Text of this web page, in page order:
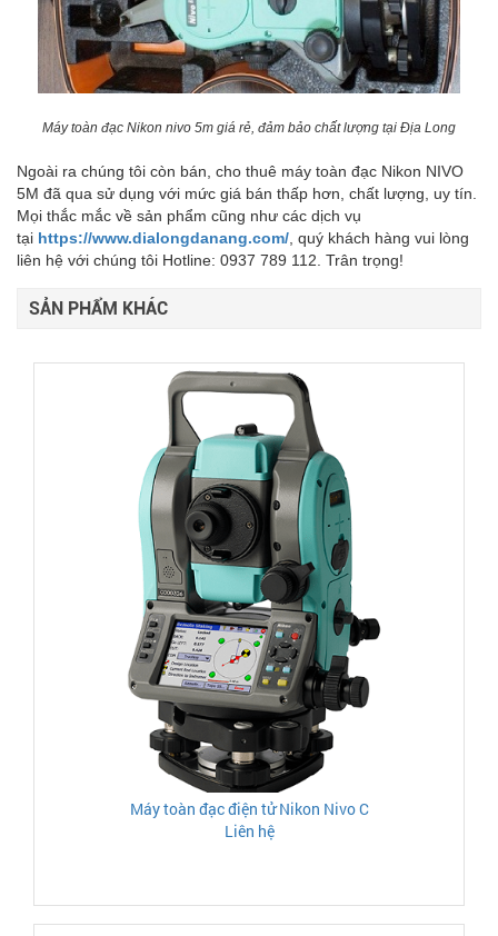
Máy toàn đạc Nikon nivo 5m giá rẻ, đảm bảo chất lượng tại Địa Long
Ngoài ra chúng tôi còn bán, cho thuê máy toàn đạc Nikon NIVO
5M đã qua sử dụng với mức giá bán thấp hơn, chất lượng, uy tín.
Mọi thắc mắc về sản phẩm cũng như các dịch vụ
tại https://www.dialongdanang.com/ , quý khách hàng vui lòng
liên hệ với chúng tôi Hotline: 0937 789 112. Trân trọng!
SẢN PHẨM KHÁC
Máy toàn đạc điện tử Nikon Nivo C
Liên hệ